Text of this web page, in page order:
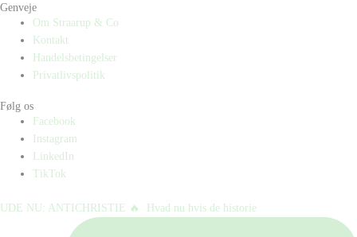
Genveje
Om Straarup & Co
Kontakt
Handelsbetingelser
Privatlivspolitik
Følg os
Facebook
Instagram
LinkedIn
TikTok
UDE NU: ANTICHRISTIE 🔥⁠ ⁠ Hvad nu hvis de historie